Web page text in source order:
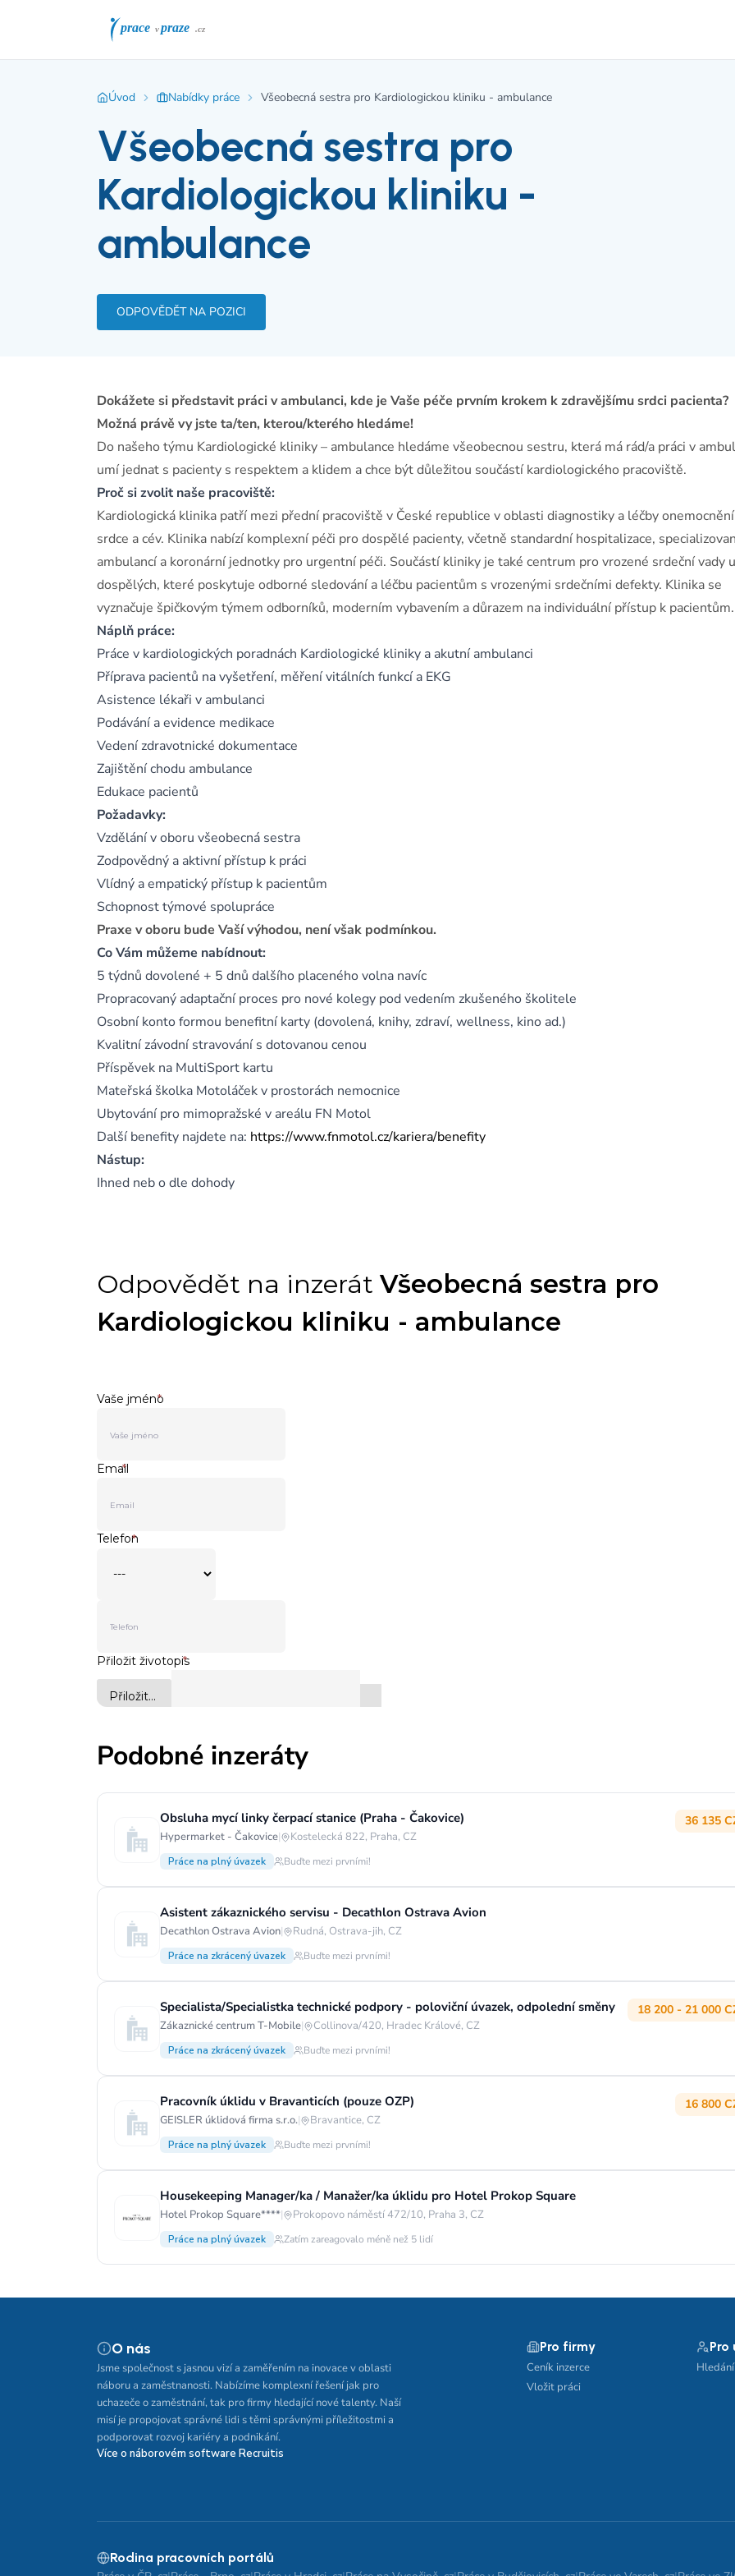
Úvod Nabídky práce Všeobecná sestra pro Kardiologickou kliniku - ambulance
Všeobecná sestra pro
Kardiologickou kliniku -
ambulance
ODPOVĚDĚT NA POZICI
Dokážete si představit práci v ambulanci, kde je Vaše péče prvním krokem k zdravějšímu srdci pacienta?
Možná právě vy jste ta/ten, kterou/kterého hledáme!
Do našeho týmu Kardiologické kliniky – ambulance hledáme všeobecnou sestru, která má rád/a práci v
umí jednat s pacienty s respektem a klidem a chce být důležitou součástí kardiologického pracoviště.
Proč si zvolit naše pracoviště:
Kardiologická klinika patří mezi přední pracoviště v České republice v oblasti diagnostiky a léčby onemocnění
srdce a cév. Klinika nabízí komplexní péči pro dospělé pacienty, včetně standardní hospitalizace,
ambulancí a koronární jednotky pro urgentní péči. Součástí kliniky je také centrum pro vrozené srdeční vady u
dospělých, které poskytuje odborné sledování a léčbu pacientům s vrozenými srdečními defekty. Klinika se
vyznačuje špičkovým týmem odborníků, moderním vybavením a důrazem na individuální přístup k pacientům.
Náplň práce:
Práce v kardiologických poradnách Kardiologické kliniky a akutní ambulanci
Příprava pacientů na vyšetření, měření vitálních funkcí a EKG
Asistence lékaři v ambulanci
Podávání a evidence medikace
Vedení zdravotnické dokumentace
Zajištění chodu ambulance
Edukace pacientů
Požadavky:
Vzdělání v oboru všeobecná sestra
Zodpovědný a aktivní přístup k práci
Vlídný a empatický přístup k pacientům
Schopnost týmové spolupráce
Praxe v oboru bude Vaší výhodou, není však podmínkou.
Co Vám můžeme nabídnout:
5 týdnů dovolené + 5 dnů dalšího placeného volna navíc
Propracovaný adaptační proces pro nové kolegy pod vedením zkušeného školitele
Osobní konto formou benefitní karty (dovolená, knihy, zdraví, wellness, kino ad.)
Kvalitní závodní stravování s dotovanou cenou
Příspěvek na MultiSport kartu
Mateřská školka Motoláček v prostorách nemocnice
Ubytování pro mimopražské v areálu FN Motol
Další benefity najdete na: https://www.fnmotol.cz/kariera/benefity
Nástup:
Ihned neb o dle dohody
Podobné inzeráty
Obsluha mycí linky čerpací stanice (Praha - Čakovice)
Hypermarket - Čakovice| Kostelecká 822, Praha, CZ
36 135
Práce na plný úvazek Buďte mezi prvními!
Asistent zákaznického servisu - Decathlon Ostrava Avion
Decathlon Ostrava Avion| Rudná, Ostrava-jih, CZ
Práce na zkrácený úvazek Buďte mezi prvními!
Specialista/Specialistka technické podpory - poloviční úvazek, odpolední směny
Zákaznické centrum T-Mobile| Collinova/420, Hradec Králové, CZ
18 200 - 21 000
Práce na zkrácený úvazek Buďte mezi prvními!
Pracovník úklidu v Bravanticích (pouze OZP)
GEISLER úklidová firma s.r.o.| Bravantice, CZ
16 800
Práce na plný úvazek Buďte mezi prvními!
Housekeeping Manager/ka / Manažer/ka úklidu pro Hotel Prokop Square
Hotel Prokop Square****| Prokopovo náměstí 472/10, Praha 3, CZ
Práce na plný úvazek Zatím zareagovalo méně než 5 lidí
O nás
Jsme společnost s jasnou vizí a zaměřením na inovace v oblasti
náboru a zaměstnanosti. Nabízíme komplexní řešení jak pro
uchazeče o zaměstnání, tak pro firmy hledající nové talenty. Naší
misí je propojovat správné lidi s těmi správnými příležitostmi a
podporovat rozvoj kariéry a podnikání.
Více o náborovém software Recruitis
Pro firmy
Ceník inzerce
Vložit práci
Pro
Rodina pracovních portálů